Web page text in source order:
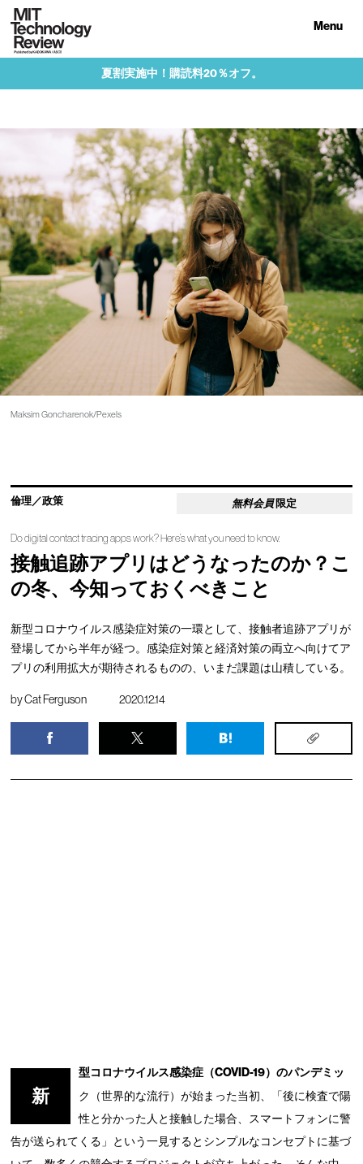
Menu
夏割実施中！購読料20％オフ。
Maksim Goncharenok/Pexels
倫理／政策 無料会員 限定
Do digital contact tracing apps work? Here’s what you need to know.
接触追跡アプリはどうなったのか？こ
の冬、今知っておくべきこと
新型コロナウイルス感染症対策の一環として、接触者追跡アプリが
登場してから半年が経つ。感染症対策と経済対策の両立へ向けてア
プリの利用拡大が期待されるものの、いまだ課題は山積している。
byCat Ferguson 2020.12.14
新
型コロナウイルス感染症（COVID-19）のパンデミッ
ク（世界的な流行）が始まった当初、「後に検査で陽
性と分かった人と接触した場合、スマートフォンに警
告が送られてくる」という一見するとシンプルなコンセプトに基づ